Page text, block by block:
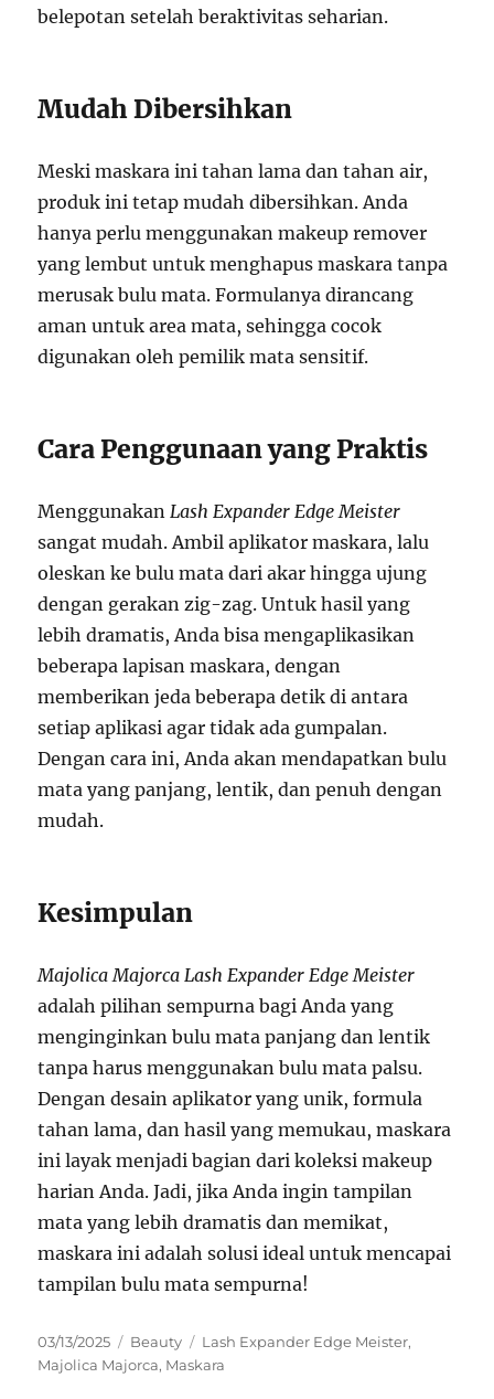
belepotan setelah beraktivitas seharian.
Mudah Dibersihkan
Meski maskara ini tahan lama dan tahan air,
produk ini tetap mudah dibersihkan. Anda
hanya perlu menggunakan makeup remover
yang lembut untuk menghapus maskara tanpa
merusak bulu mata. Formulanya dirancang
aman untuk area mata, sehingga cocok
digunakan oleh pemilik mata sensitif.
Cara Penggunaan yang Praktis
MenggunakanLash Expander Edge Meister
sangat mudah. Ambil aplikator maskara, lalu
oleskan ke bulu mata dari akar hingga ujung
dengan gerakan zig-zag. Untuk hasil yang
lebih dramatis, Anda bisa mengaplikasikan
beberapa lapisan maskara, dengan
memberikan jeda beberapa detik di antara
setiap aplikasi agar tidak ada gumpalan.
Dengan cara ini, Anda akan mendapatkan bulu
mata yang panjang, lentik, dan penuh dengan
mudah.
Kesimpulan
Majolica Majorca Lash Expander Edge Meister
adalah pilihan sempurna bagi Anda yang
menginginkan bulu mata panjang dan lentik
tanpa harus menggunakan bulu mata palsu.
Dengan desain aplikator yang unik, formula
tahan lama, dan hasil yang memukau, maskara
ini layak menjadi bagian dari koleksi makeup
harian Anda. Jadi, jika Anda ingin tampilan
mata yang lebih dramatis dan memikat,
maskara ini adalah solusi ideal untuk mencapai
tampilan bulu mata sempurna!
Posted
on
03/13/2025 Categories
Beauty Tags
Lash Expander Edge Meister,
Majolica Majorca, Maskara